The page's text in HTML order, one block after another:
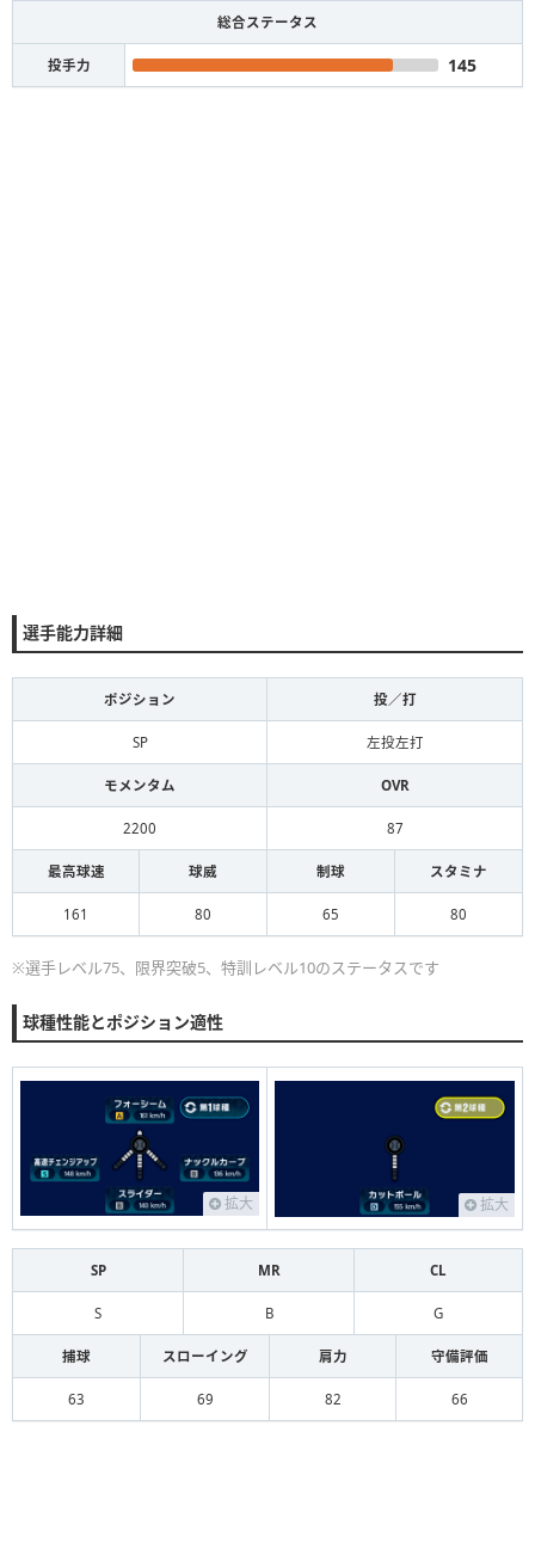
総合ステータス
投手力 145
選手能力詳細
ポジション 投／打
SP 左投左打
モメンタム OVR
2200 87
最高球速 球威 制球 スタミナ
161 80 65 80
※選手レベル75、限界突破5、特訓レベル10のステータスです
球種性能とポジション適性
拡大 拡大
SP MR CL
S B G
捕球 スローイング 肩力 守備評価
63 69 82 66